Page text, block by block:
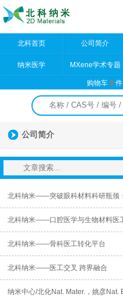
北科首页 公司简介
纳米医学 MXene学术专题
购物车0件
公司简介
北科纳米——骨科医工转化平台
北科纳米——医工交叉 跨界融合